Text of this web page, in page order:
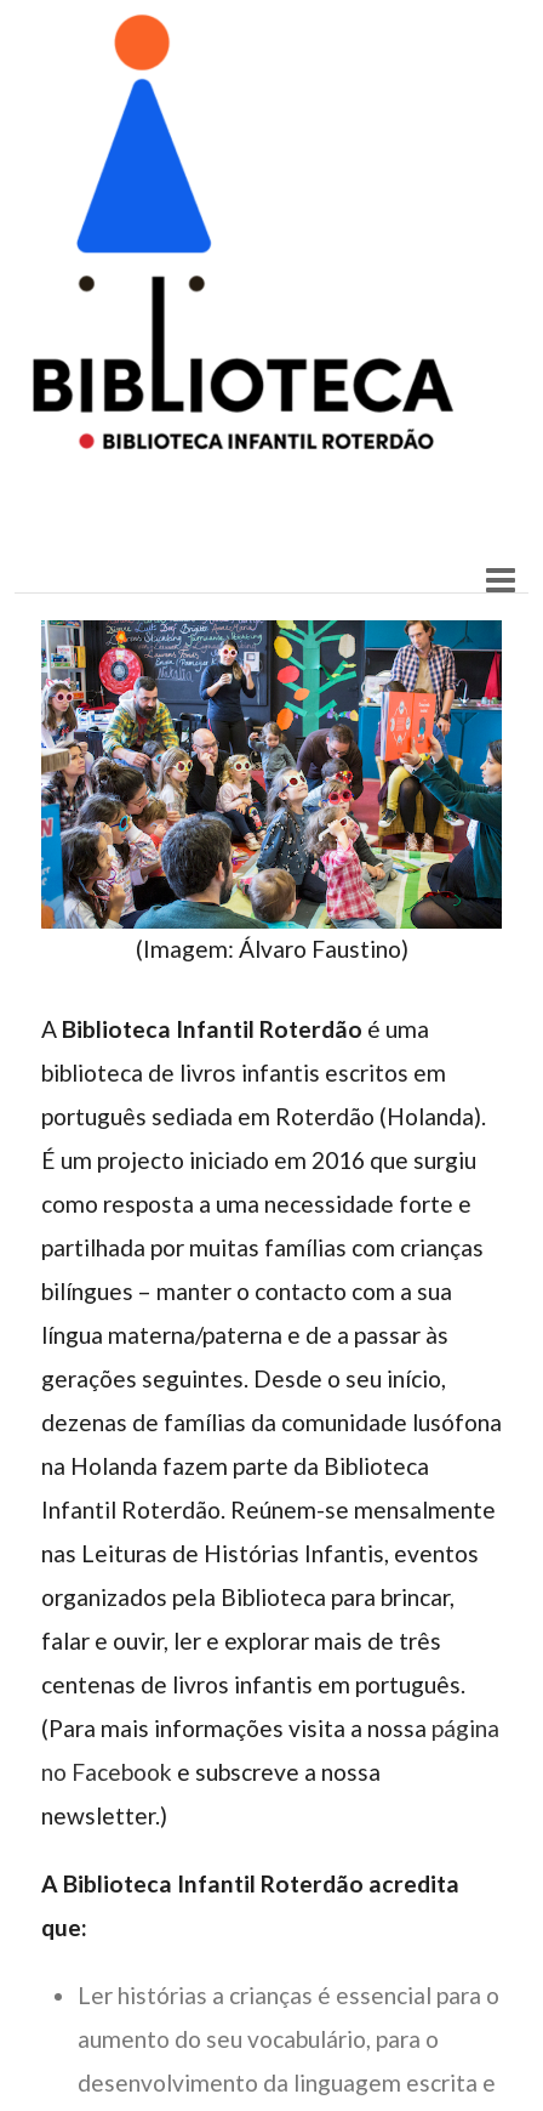
(Imagem: Álvaro Faustino)
A Biblioteca Infantil Roterdão é uma
biblioteca de livros infantis escritos em
português sediada em Roterdão (Holanda).
É um projecto iniciado em 2016 que surgiu
como resposta a uma necessidade forte e
partilhada por muitas famílias com crianças
bilíngues – manter o contacto com a sua
língua materna/paterna e de a passar às
gerações seguintes. Desde o seu início,
dezenas de famílias da comunidade lusófona
na Holanda fazem parte da Biblioteca
Infantil Roterdão. Reúnem-se mensalmente
nas Leituras de Histórias Infantis, eventos
organizados pela Biblioteca para brincar,
falar e ouvir, ler e explorar mais de três
centenas de livros infantis em português.
(Para mais informações visita a nossa página
no Facebook e subscreve a nossa
newsletter.)
A Biblioteca Infantil Roterdão acredita
que:
Ler histórias a crianças é essencial para o
aumento do seu vocabulário, para o
desenvolvimento da linguagem escrita e